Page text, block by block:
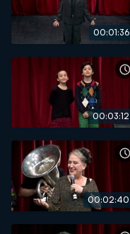
00:01:36
00:03:12
00:02:40